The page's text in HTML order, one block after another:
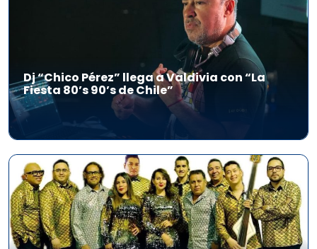
Dj “Chico Pérez” llega a Valdivia con “La
Fiesta 80’s 90’s de Chile”